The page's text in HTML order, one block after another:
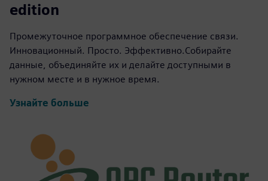
edition
Промежуточное программное обеспечение связи.
Инновационный. Просто. Эффективно.Собирайте
данные, объединяйте их и делайте доступными в
нужном месте и в нужное время.
Узнайте больше